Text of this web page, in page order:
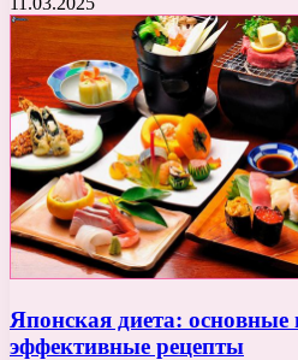
Японская диета:
эффективные рецепты